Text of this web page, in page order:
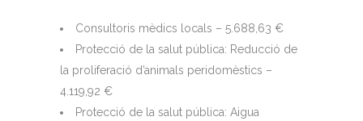
Consultoris mèdics locals – 5.688,63 €
Protecció de la salut pública: Reducció de
la proliferació d’animals peridomèstics –
4.119,92 €
Protecció de la salut pública: Aigua